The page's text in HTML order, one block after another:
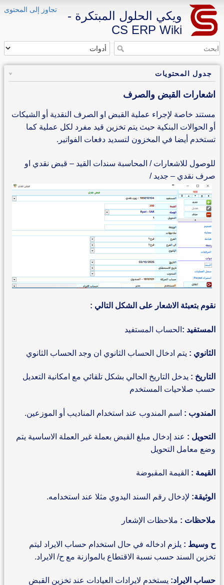
تجاوز إلى المحتوى
ويكي الحلول المبتكرة -
CS ERP Wiki
جدول المحتويات
اشعارات القبض والصرف
مستند خاصة لإجراء عملية القبض او الصرف النقدية أو الشيكات
أو الحوالات البنكية حيث يتم تخزين قيد مفرد لكل عملية كما
تستخدم أيضا في المخزون لتسديد دفعات الفواتير.
للوصول للاشعارات / المحاسبة سندات القيد – قبض نقدي او
صرف نقدي – جديد /
نقوم بتعبئة الاشعار على الشكل التالي :
المستفيد : الحساب المستفيد
الثانوي : يتم ادخال الحساب الثانوي ان وجد الحساب الثانوي
التاريخ : يدخل التاريخ الحالي بشكل تلقائي مع امكانية التعديل
حسب صلاحيات المستخدم
المندوب : اسم المندوب عند استخدام المناديب أو الموزعين.
التحويل : عند إدخال مبلغ القبض بعملة غير العملة الاساسية يتم
وضع معامل التحويل
القيمة : القيمة المقبوضة
الوثيقة: لإدخال رقم السند اليدوي مثلا عند استخدامه.
ملاحظات : ملاحظات الإشعار
ح وسيط : يلزم ادخاله في حال استخدام حساب الايراد ليتم
تخزين السند حسب نسبة الاقتطاع بالموازنة مع ح/ الايراد.
حساب الايراد: يستخدم لايرادات العيادات عند تخزين القبض